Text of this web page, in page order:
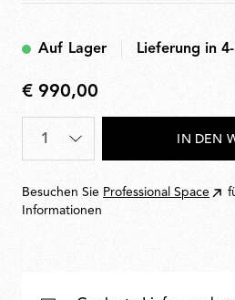
Auf Lager Lieferung in
€
990,00
€ 990,00
Menge
IN DEN
Besuchen Sie Professional Space
Informationen